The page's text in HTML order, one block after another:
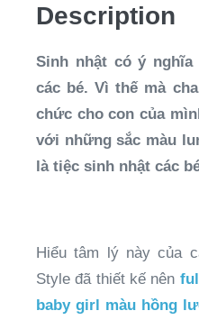
Description
Sinh nhật có ý
các bé. Vì thế mà
chức cho con của
với những sắc màu
là tiệc sinh nhật các
Hiểu tâm lý này của
Style đã thiết kế nên
baby girl màu hồng